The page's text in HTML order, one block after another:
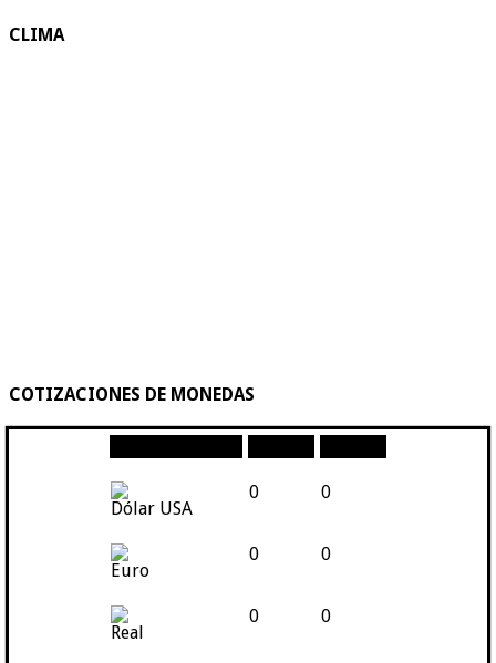
CLIMA
COTIZACIONES DE MONEDAS
Dólar USA
0 0
Euro
0 0
Real
0 0